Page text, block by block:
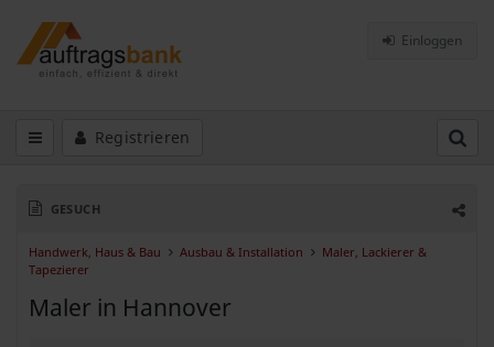
Einloggen
Registrieren
GESUCH
Handwerk, Haus & Bau Ausbau & Installation
Maler, Lackierer &
Tapezierer
Maler in Hannover